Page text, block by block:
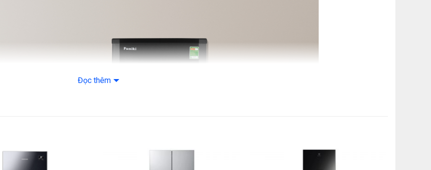
Đọc thêm